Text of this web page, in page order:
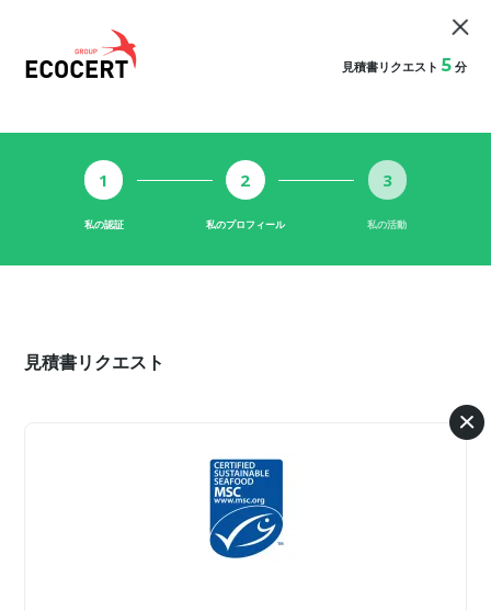
見積書リクエスト5分
1
私の認証
2
私のプロフィール
3
私の活動
見積書リクエスト